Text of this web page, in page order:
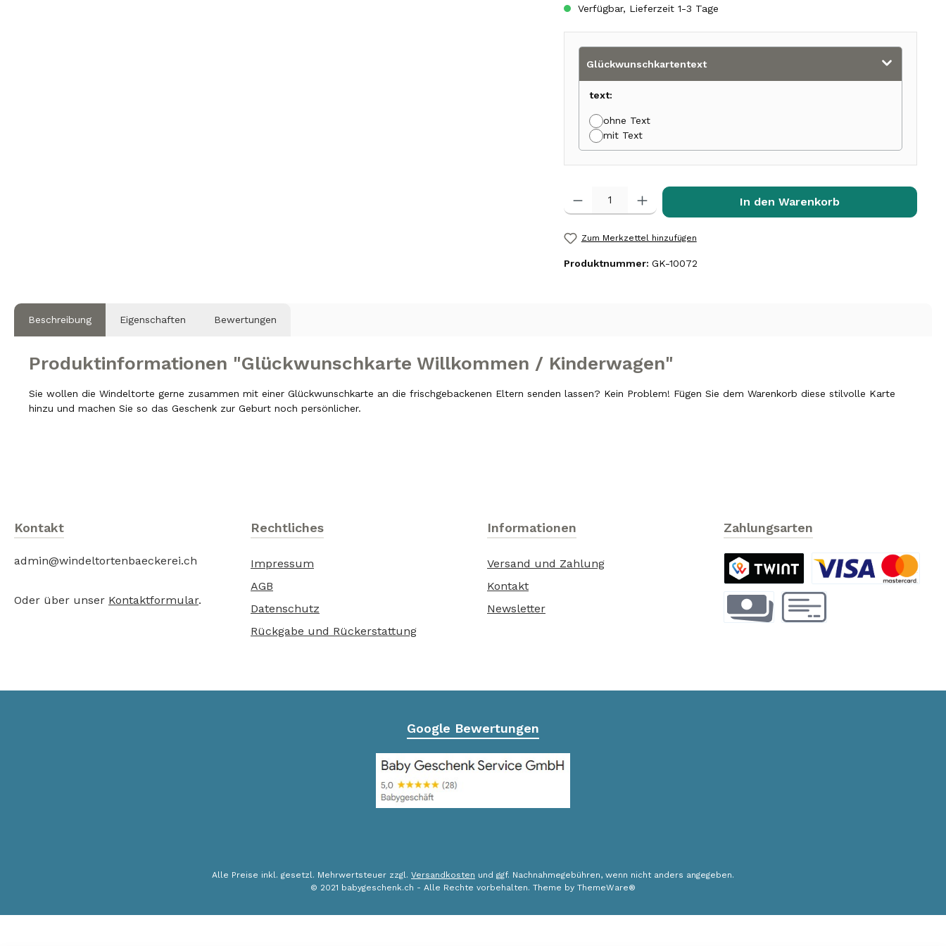
Verfügbar, Lieferzeit 1-3 Tage
Glückwunschkartentext
text:
ohne Text
mit Text
Produkt Anzahl: Gib den gewünschten Wert ein oder benutze die
In den Warenkorb
Zum Merkzettel hinzufügen
Produktnummer: GK-10072
Beschreibung Eigenschaften Bewertungen
Produktinformationen "Glückwunschkarte Willkommen / Kinderwagen"
Sie wollen die Windeltorte gerne zusammen mit einer Glückwunschkarte an die frischgebackenen Eltern senden lassen? Kein Problem! Fügen Sie dem Warenkorb diese stilvolle Karte
hinzu und machen Sie so das Geschenk zur Geburt noch persönlicher.
Kontakt
admin@windeltortenbaeckerei.ch
Oder über unser Kontaktformular.
Rechtliches
Impressum
AGB
Datenschutz
Rückgabe und Rückerstattung
Informationen
Versand und Zahlung
Kontakt
Newsletter
Zahlungsarten
TWINT Kreditkarte
Google Bewertungen
Alle Preise inkl. gesetzl. Mehrwertsteuer zzgl. Versandkosten und ggf. Nachnahmegebühren, wenn nicht anders angegeben.
© 2021 babygeschenk.ch - Alle Rechte vorbehalten. Theme by ThemeWare®